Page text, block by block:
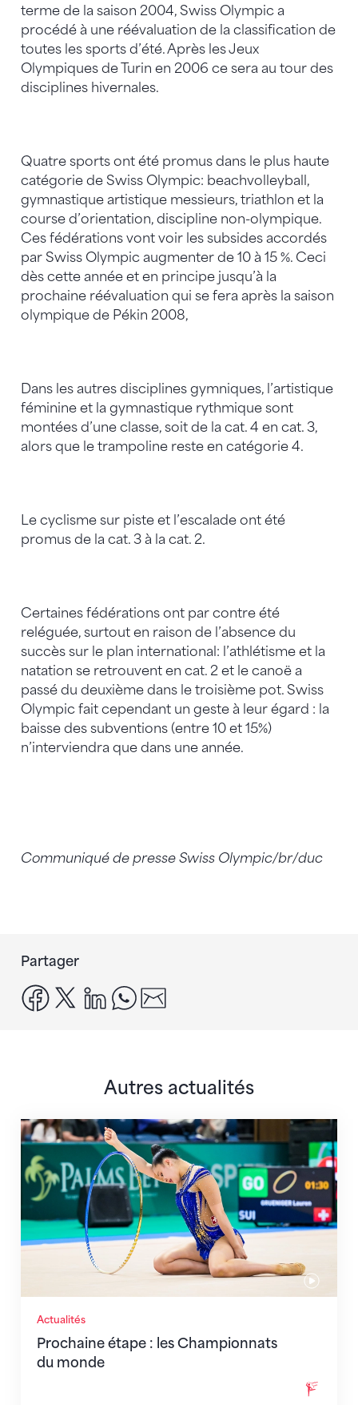
terme de la saison 2004, Swiss Olympic a
procédé à une réévaluation de la classification de
toutes les sports d’été. Après les Jeux
Olympiques de Turin en 2006 ce sera au tour des
disciplines hivernales.
Quatre sports ont été promus dans le plus haute
catégorie de Swiss Olympic: beachvolleyball,
gymnastique artistique messieurs, triathlon et la
course d’orientation, discipline non-olympique.
Ces fédérations vont voir les subsides accordés
par Swiss Olympic augmenter de 10 à 15 %. Ceci
dès cette année et en principe jusqu’à la
prochaine réévaluation qui se fera après la saison
olympique de Pékin 2008,
Dans les autres disciplines gymniques, l’artistique
féminine et la gymnastique rythmique sont
montées d’une classe, soit de la cat. 4 en cat. 3,
alors que le trampoline reste en catégorie 4.
Le cyclisme sur piste et l’escalade ont été
promus de la cat. 3 à la cat. 2.
Certaines fédérations ont par contre été
reléguée, surtout en raison de l’absence du
succès sur le plan international: l’athlétisme et la
natation se retrouvent en cat. 2 et le canoë a
passé du deuxième dans le troisième pot. Swiss
Olympic fait cependant un geste à leur égard : la
baisse des subventions (entre 10 et 15%)
n’interviendra que dans une année.
Communiqué de presse Swiss Olympic/br/duc
Partager
facebook
x linkedinwhatsapp
Autres actualités
Actualités
Prochaine étape : les Championnats
du monde
Prochaine étape : les Championnats du monde